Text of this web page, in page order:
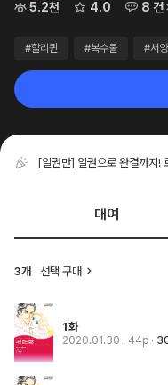
5.2천
4.0 8 건
#할리퀸 #복수물 #서
[일권만] 일권으로 완결까지!
대여
3개 선택 구매
1화
2020.01.30 · 44p